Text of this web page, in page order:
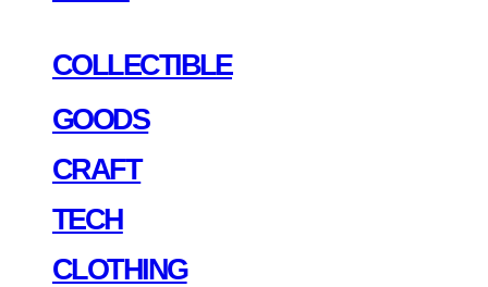
COLLECTIBLE
GOODS
CRAFT
TECH
CLOTHING